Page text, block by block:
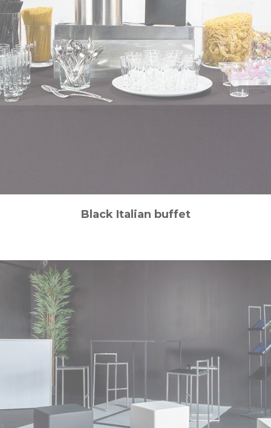
Black Italian buffet